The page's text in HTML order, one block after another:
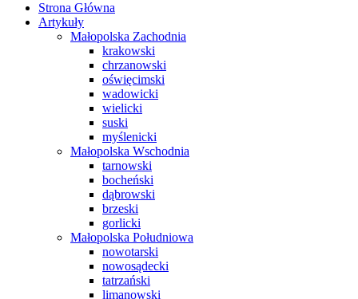
Strona Główna
Artykuły
Małopolska Zachodnia
krakowski
chrzanowski
oświęcimski
wadowicki
wielicki
suski
myślenicki
Małopolska Wschodnia
tarnowski
bocheński
dąbrowski
brzeski
gorlicki
Małopolska Południowa
nowotarski
nowosądecki
tatrzański
limanowski